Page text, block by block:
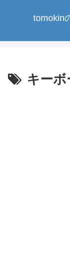
tomokin
キー